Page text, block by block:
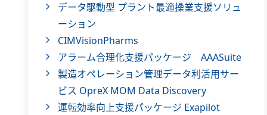
データ駆動型 プラント最適操業支援ソリュ
ーション
CIMVisionPharms
アラーム合理化支援パッケージ AAASuite
製造オペレーション管理データ利活用サー
ビス OpreX MOM Data Discovery
運転効率向上支援パッケージ Exapilot